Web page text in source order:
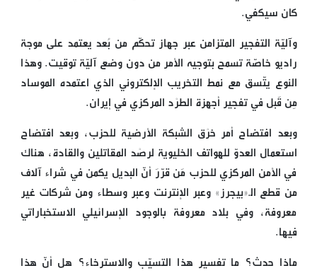
كان سيكفي.
وآليّة التفجير المتزامن عبر جهاز تحكّم من بُعد يعتمد على موجة
راديو خاصّة تسمح بتوجيه الأمر من دون وضع آليّة توقيت. وهذا
النوع يتّسق مع نمط التخريب الإلكتروني الذي اعتمده الموساد
مِن قَبل في تفجير أجهزة الطرْد المركزي في إيران.
وبعد افتضاح أمر خرْق الشبكة الأرضية للحزب، وبعد افتضاح
استعمال العدوّ للهواتف الخليوية لرصْد المقاتلين والقادة، هناك
في الأمن المركزي للحزب مَن قرّرَ أنّ البديل يكمن في شراء آلاف
من قطع الـ«بيجرز» وعبر الإنترنت وعبر وسطاء ومن شركات غير
معروفة، وفي بلاد معروفة بالوجود الإسرائيلي الاستخباراتي
فيها.
ماذا حدث؟ ما تفسير هذا التسيّب والاسترخاء؟ هل أنّ هذا